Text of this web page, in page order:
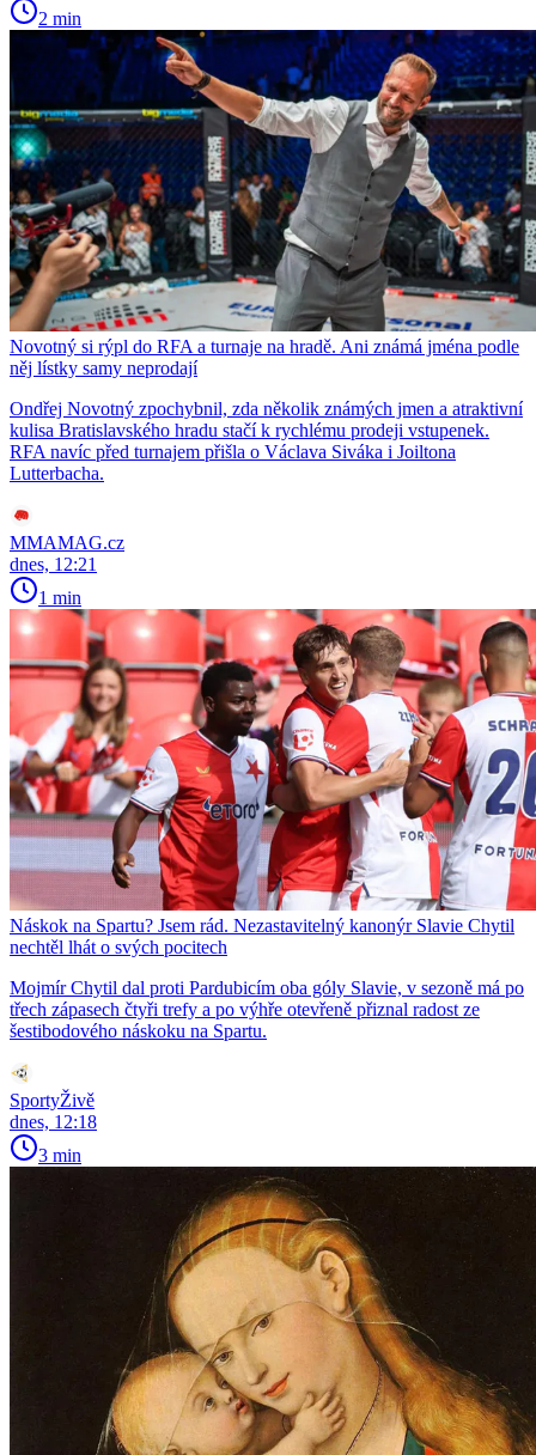
2 min
Novotný si rýpl do RFA a turnaje na hradě. Ani známá jména podle
něj lístky samy neprodají
Ondřej Novotný zpochybnil, zda několik známých jmen a atraktivní
kulisa Bratislavského hradu stačí k rychlému prodeji vstupenek.
RFA navíc před turnajem přišla o Václava Siváka i Joiltona
Lutterbacha.
MMAMAG.cz
dnes, 12:21
1 min
Náskok na Spartu? Jsem rád. Nezastavitelný kanonýr Slavie Chytil
nechtěl lhát o svých pocitech
Mojmír Chytil dal proti Pardubicím oba góly Slavie, v sezoně má po
třech zápasech čtyři trefy a po výhře otevřeně přiznal radost ze
šestibodového náskoku na Spartu.
SportyŽivě
dnes, 12:18
3 min